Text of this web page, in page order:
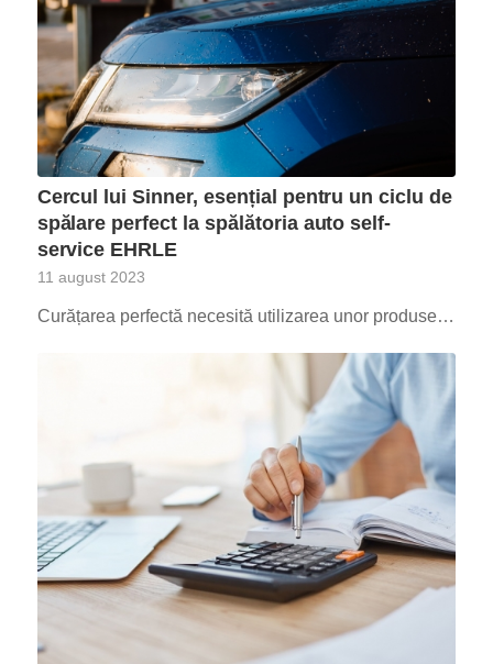
Cercul lui Sinner, esențial pentru un ciclu de
spălare perfect la spălătoria auto self-
service EHRLE
11 august 2023
Curățarea perfectă necesită utilizarea unor produse…